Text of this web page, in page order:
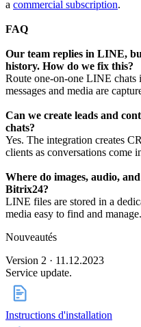
a commercial subscription.
FAQ
Our team replies in LINE,
history. How do we fix this?
Route one-on-one LINE
messages and media are
Can we create leads and
chats?
Yes. The integration creates
clients as conversations come
Where do images, audio,
Bitrix24?
LINE files are stored in a
media easy to find and manage.
Nouveautés
Version 2 · 11.12.2023
Service update.
Instructions d'installation